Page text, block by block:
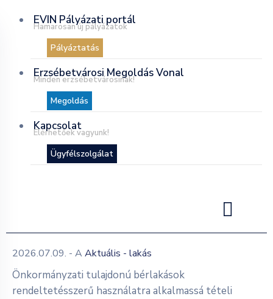
EVIN Pályázati portál
Hamarosan új pályázatok
Pályáztatás
Erzsébetvárosi Megoldás Vonal
Minden erzsébetvárosinak!
Megoldás
Kapcsolat
Elérhetőek vagyunk!
Ügyfélszolgálat
2026.07.09. - AAktuális - lakás
Önkormányzati tulajdonú bérlakások
rendeltetésszerű használatra alkalmassá tételi